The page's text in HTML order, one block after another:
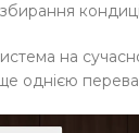
на
однією